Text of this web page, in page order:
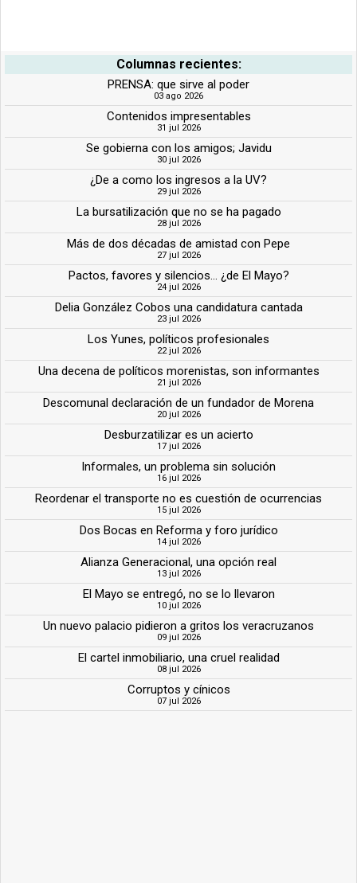
Columnas recientes:
PRENSA: que sirve al poder
03 ago 2026
Contenidos impresentables
31 jul 2026
Se gobierna con los amigos; Javidu
30 jul 2026
¿De a como los ingresos a la UV?
29 jul 2026
La bursatilización que no se ha pagado
28 jul 2026
Más de dos décadas de amistad con Pepe
27 jul 2026
Pactos, favores y silencios... ¿de El Mayo?
24 jul 2026
Delia González Cobos una candidatura cantada
23 jul 2026
Los Yunes, políticos profesionales
22 jul 2026
Una decena de políticos morenistas, son informantes
21 jul 2026
Descomunal declaración de un fundador de Morena
20 jul 2026
Desburzatilizar es un acierto
17 jul 2026
Informales, un problema sin solución
16 jul 2026
Reordenar el transporte no es cuestión de ocurrencias
15 jul 2026
Dos Bocas en Reforma y foro jurídico
14 jul 2026
Alianza Generacional, una opción real
13 jul 2026
El Mayo se entregó, no se lo llevaron
10 jul 2026
Un nuevo palacio pidieron a gritos los veracruzanos
09 jul 2026
El cartel inmobiliario, una cruel realidad
08 jul 2026
Corruptos y cínicos
07 jul 2026